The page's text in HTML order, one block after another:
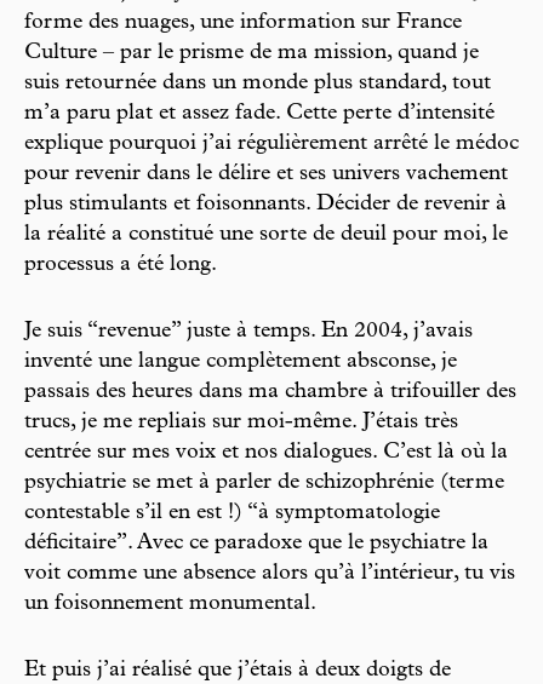
forme des nuages, une information sur France
Culture – par le prisme de ma mission, quand je
suis retournée dans un monde plus standard, tout
m’a paru plat et assez fade. Cette perte d’intensité
explique pourquoi j’ai régulièrement arrêté le médoc
pour revenir dans le délire et ses univers vachement
plus stimulants et foisonnants. Décider de revenir à
la réalité a constitué une sorte de deuil pour moi, le
processus a été long.
Je suis “revenue” juste à temps. En 2004, j’avais
inventé une langue complètement absconse, je
passais des heures dans ma chambre à trifouiller des
trucs, je me repliais sur moi-même. J’étais très
centrée sur mes voix et nos dialogues. C’est là où la
psychiatrie se met à parler de schizophrénie (terme
contestable s’il en est !) “à symptomatologie
déficitaire”. Avec ce paradoxe que le psychiatre la
voit comme une absence alors qu’à l’intérieur, tu vis
un foisonnement monumental.
Et puis j’ai réalisé que j’étais à deux doigts de